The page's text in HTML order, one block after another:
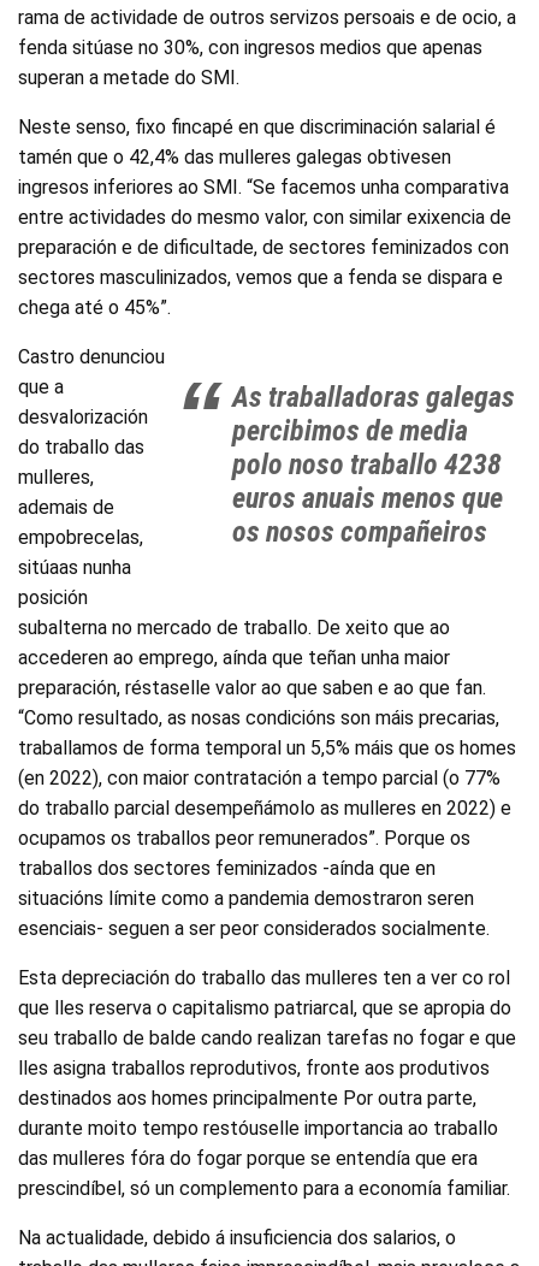
rama de actividade de outros servizos persoais e de ocio, a
fenda sitúase no 30%, con ingresos medios que apenas
superan a metade do SMI.
Neste senso, fixo fincapé en que discriminación salarial é
tamén que o 42,4% das mulleres galegas obtivesen
ingresos inferiores ao SMI. “Se facemos unha comparativa
entre actividades do mesmo valor, con similar exixencia de
preparación e de dificultade, de sectores feminizados con
sectores masculinizados, vemos que a fenda se dispara e
chega até o 45%”.
As traballadoras galegas
percibimos de media
polo noso traballo 4238
euros anuais menos que
os nosos compañeiros
Castro denunciou
que a
desvalorización
do traballo das
mulleres,
ademais de
empobrecelas,
sitúaas nunha
posición
subalterna no mercado de traballo. De xeito que ao
accederen ao emprego, aínda que teñan unha maior
preparación, réstaselle valor ao que saben e ao que fan.
“Como resultado, as nosas condicións son máis precarias,
traballamos de forma temporal un 5,5% máis que os homes
(en 2022), con maior contratación a tempo parcial (o 77%
do traballo parcial desempeñámolo as mulleres en 2022) e
ocupamos os traballos peor remunerados”. Porque os
traballos dos sectores feminizados -aínda que en
situacións límite como a pandemia demostraron seren
esenciais- seguen a ser peor considerados socialmente.
Esta depreciación do traballo das mulleres ten a ver co rol
que lles reserva o capitalismo patriarcal, que se apropia do
seu traballo de balde cando realizan tarefas no fogar e que
lles asigna traballos reprodutivos, fronte aos produtivos
destinados aos homes principalmente Por outra parte,
durante moito tempo restóuselle importancia ao traballo
das mulleres fóra do fogar porque se entendía que era
prescindíbel, só un complemento para a economía familiar.
Na actualidade, debido á insuficiencia dos salarios, o